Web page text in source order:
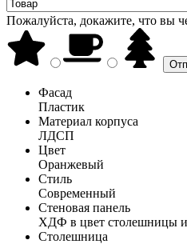
Пожалуйста, докажите, что вы
Фасад
Пластик
Материал корпуса
ЛДСП
Цвет
Оранжевый
Стиль
Современный
Стеновая панель
ХДФ в цвет столешницы
Столешница